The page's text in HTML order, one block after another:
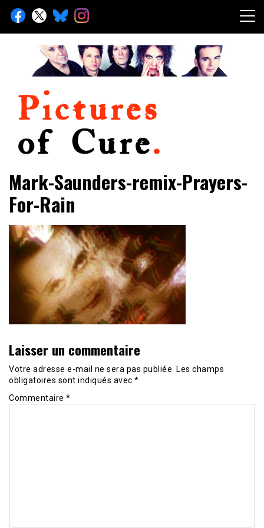
Skip
content
Pictures of Cure
Mark-Saunders-remix-Prayers-
For-Rain
Laisser un commentaire
Votre adresse e-mail ne sera pas publiée.
Les champs
obligatoires sont indiqués avec *
Commentaire *